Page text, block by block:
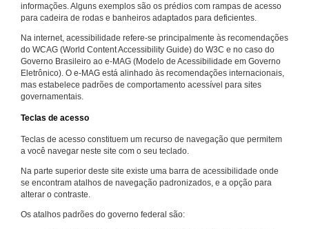
informações. Alguns exemplos são os prédios com rampas de acesso
para cadeira de rodas e banheiros adaptados para deficientes.
Na internet, acessibilidade refere-se principalmente às recomendações
do WCAG (World Content Accessibility Guide) do W3C e no caso do
Governo Brasileiro ao e-MAG (Modelo de Acessibilidade em Governo
Eletrônico). O e-MAG está alinhado às recomendações internacionais,
mas estabelece padrões de comportamento acessível para sites
governamentais.
Teclas de acesso
Teclas de acesso constituem um recurso de navegação que permitem
a você navegar neste site com o seu teclado.
Na parte superior deste site existe uma barra de acessibilidade onde
se encontram atalhos de navegação padronizados, e a opção para
alterar o contraste.
Os atalhos padrões do governo federal são: